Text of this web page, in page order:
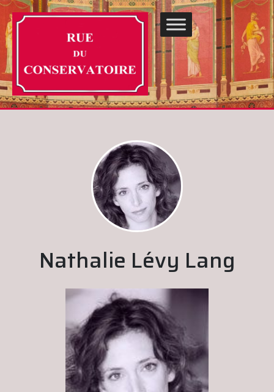
Nathalie Lévy Lang